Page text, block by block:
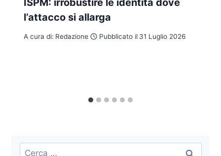
ISPM: irrobustire le identità dove
l’attacco si allarga
A cura di: Redazione Pubblicato il 31 Luglio 2026
Ricerca